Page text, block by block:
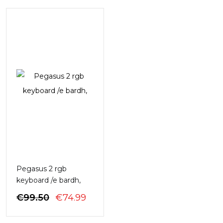
Pegasus 2 rgb
keyboard /e bardh,
€99.50 ÇMIMI
QE:
€74.99
TANISHËM